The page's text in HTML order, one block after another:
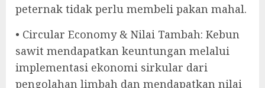
peternak tidak perlu membeli pakan mahal.
• Circular Economy & Nilai Tambah: Kebun
sawit mendapatkan keuntungan melalui
implementasi ekonomi sirkular dari
pengolahan limbah dan mendapatkan nilai